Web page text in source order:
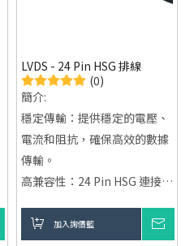
音頻插孔等。
LVDS - 24 Pin HSG 排線
(0)
簡介:
穩定傳輸：提供穩定的電壓、
電流和阻抗，確保高效的數據
傳輸。
高兼容性：24 Pin HSG 連接器
耐用設計：編織線外被提升抗
加入詢價籃